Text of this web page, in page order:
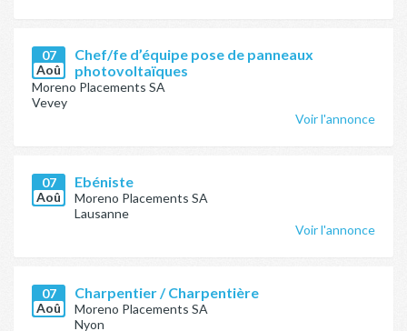
07
Aoû
Chef/fe d’équipe pose de panneaux
photovoltaïques
Moreno Placements SA
Vevey
Voir l'annonce
07
Aoû
Ebéniste
Moreno Placements SA
Lausanne
Voir l'annonce
07
Aoû
Charpentier / Charpentière
Moreno Placements SA
Nyon